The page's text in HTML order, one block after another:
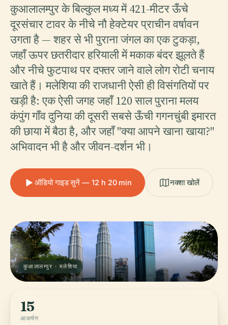
कुआलालम्पुर के बिल्कुल मध्य में 421-मीटर ऊँचे
दूरसंचार टावर के नीचे नौ हेक्टेयर प्राचीन वर्षावन
उगता है — शहर से भी पुराना जंगल का एक टुकड़ा,
जहाँ ऊपर छतरीदार हरियाली में मकाक बंदर झूलते हैं
और नीचे फुटपाथ पर दफ्तर जाने वाले लोग रोटी चनाय
खाते हैं। मलेशिया की राजधानी ऐसी ही विसंगतियों पर
खड़ी है: एक ऐसी जगह जहाँ 120 साल पुराना मलय
कंपुंग गाँव दुनिया की दूसरी सबसे ऊँची गगनचुंबी इमारत
की छाया में बैठा है, और जहाँ "क्या आपने खाना खाया?"
अभिवादन भी है और जीवन-दर्शन भी।
ऑडियो गाइड सुनें — 12 h 20 min नक्शा खोलें
कुआलालम्पुर · मलेशिया
15
आकर्षण